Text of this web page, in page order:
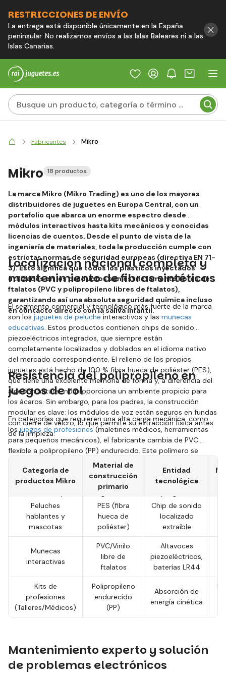
RESTRICCIONES DE ENVÍO
La entrega está disponible únicamente en la España
peninsular. No realizamos envíos a las Islas Baleares ni a las
Islas Canarias.
Fabricantes Mikro
Mikro 18 productos
La marca Mikro (Mikro Trading) es uno de los mayores
distribuidores de juguetes en Europa Central, con un
portafolio que abarca un enorme espectro desde
módulos interactivos hasta kits mecánicos y conocidas
licencias de cuentos. Desde el punto de vista de la
ingeniería de materiales, toda la producción cumple con
estrictas normas de seguridad europeas (directiva EN 71-
3). Esto significa que todos los plásticos inyectados
utilizados en los productos son estrictamente libres de
ftalatos (PVC y polipropileno libres de ftalatos),
garantizando así una absoluta seguridad química incluso
en contacto directo con la saliva infantil.
Localización nacional completa y
mantenimiento de fibras sintéticas
El segmento comercial y tecnológico más fuerte de la marca
son los juguetes de peluche interactivos y las muñecas
educativas. Estos productos contienen chips de sonido
piezoeléctricos integrados, que siempre están
completamente localizados y doblados en el idioma nativo
del mercado correspondiente. El relleno de los propios
juguetes está hecho de 100 % fibra hueca de poliéster (PES),
que tiene una excelente memoria de forma y, a diferencia del
algodón natural, no proporciona un ambiente propicio para
los ácaros. Sin embargo, para los padres, la construcción
modular es clave: los módulos de voz están seguros en fundas
con cierre de velcro, lo que permite su extracción física antes
de la limpieza.
Resistencia del polipropileno en
juegos de rol
En categorías que requieren una alta carga mecánica, como
losjuegos de profesiones (maletines médicos, herramientas
para pequeños mecánicos), el fabricante cambia de PVC
flexible a polipropileno (PP) endurecido. Este polímero se
caracteriza por su extrema resistencia a la fatiga del material
y a los impactos. Cuando un niño golpea con un martillo de
plástico del taller Mikro, el polipropileno absorbe la energía
cinética sin romperse en fragmentos afilados peligrosos.
Categoría de
productos Mikro
Material de
construcción
primario
Entidad
tecnológica
Peluches
hablantes y
mascotas
PES (fibra
hueca de
poliéster)
Chip de sonido
localizado
extraíble
Muñecas
interactivas
PVC/Vinilo
libre de
ftalatos
Altavoces
piezoeléctricos,
baterías LR44
Kits de
profesiones
(Talleres/Médicos)
Polipropileno
endurecido
(PP)
Absorción de
energía cinética
Mantenimiento experto y solución
de problemas electrónicos